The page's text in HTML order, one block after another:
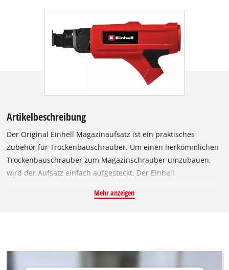
Artikelbeschreibung
Der Original Einhell Magazinaufsatz ist ein praktisches
Zubehör für Trockenbauschrauber. Um einen herkömmlichen
Trockenbauschrauber zum Magazinschrauber umzubauen,
wird der Aufsatz einfach aufgesteckt. Der Einhell
Trockenbauschrauber TE-DY 18 Li und den Einhell
schneller Folge und ohne Unterbrechung eingeschraubt
Mehr anzeigen